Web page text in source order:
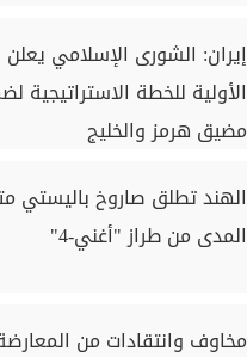
إيران: الشورى الإسلامي يعلن
الأولية للخطة الاستراتيجية
مضيق هرمز والخليج
الهند تطلق صاروخ باليستي
المدى من طراز "أغني-4"
مخاوف وانتقادات من